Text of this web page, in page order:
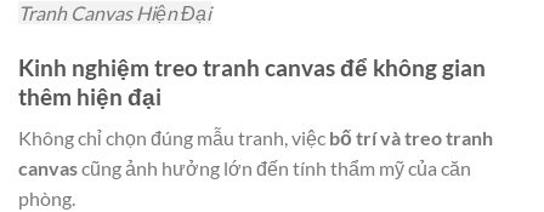
Tranh Canvas Hiện Đại
Kinh nghiệm treo tranh canvas để không gian
thêm hiện đại
Không chỉ chọn đúng mẫu tranh, việc bố trí và treo tranh
canvascũng ảnh hưởng lớn đến tính thẩm mỹ của căn
phòng.